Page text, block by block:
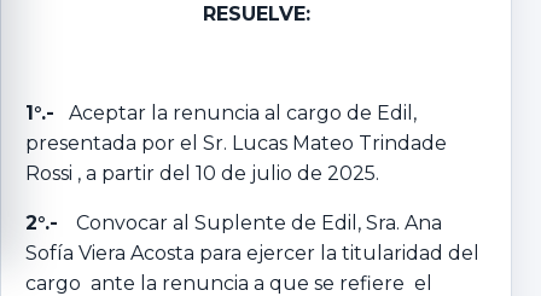
RESUELVE:
1°.- Aceptar la renuncia al cargo de Edil,
presentada por el Sr. Lucas Mateo Trindade
Rossi , a partir del 10 de julio de 2025.
2°.- Convocar al Suplente de Edil, Sra. Ana
Sofía Viera Acosta para ejercer la titularidad del
cargo ante la renuncia a que se refiere el